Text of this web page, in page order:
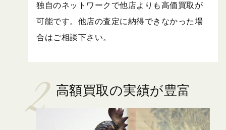
独自のネットワークで他店よりも高価買取が
可能です。他店の査定に納得できなかった場
合はご相談下さい。
高額買取の実績が豊富